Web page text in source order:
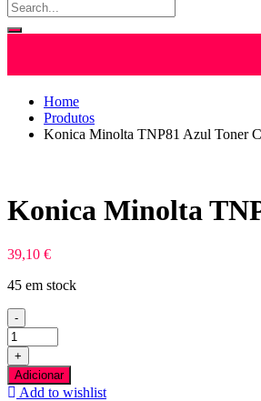
Home
Produtos
Konica Minolta TNP81 Azul Toner
Konica Minolta
39,10 €
45 em stock
-
Quantidade
de
Konica
Minolta
+
Adicionar
Add to wishlist